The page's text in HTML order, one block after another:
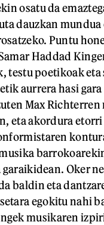
osatu da
dauzkan mundua
Puntu
Haddad
testu poetikoak eta
aurrera hasi
Max Richterren
eta akordura
garaikidean. Oker
baldin eta
egokitu nahi
musikaren